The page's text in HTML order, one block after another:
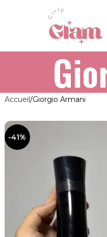
Accueil Giorgio Armani
-41%